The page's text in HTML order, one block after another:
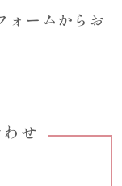
ォームからお
せ